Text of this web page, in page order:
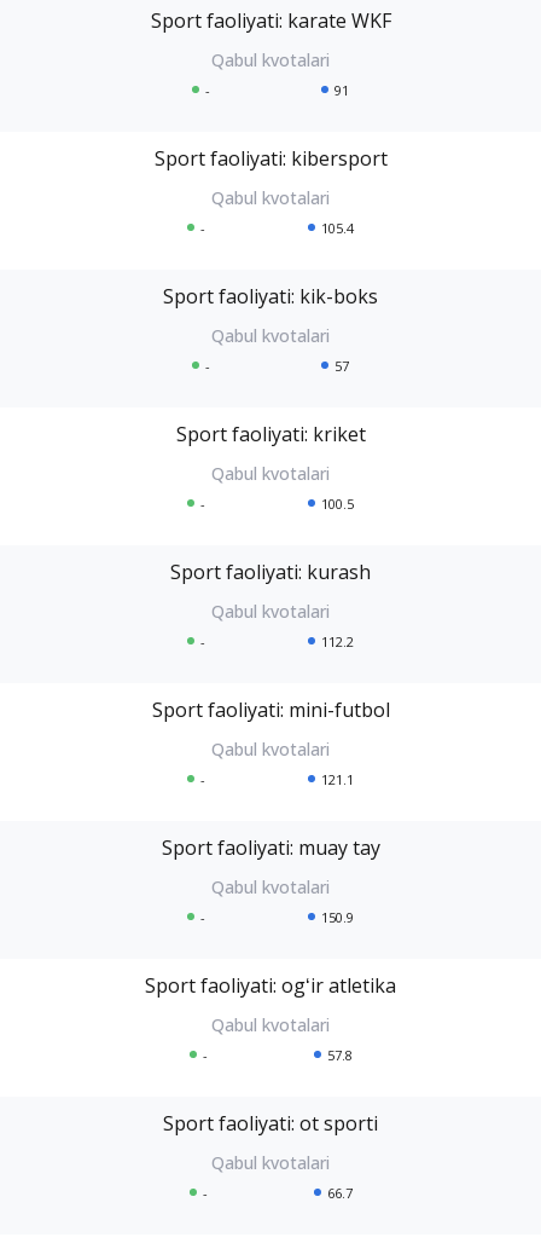
Sport faoliyati: karate WKF
- 91
Sport faoliyati: kibersport
- 105.4
Sport faoliyati: kik-boks
- 57
Sport faoliyati: kriket
- 100.5
Sport faoliyati: kurash
- 112.2
Sport faoliyati: mini-futbol
- 121.1
Sport faoliyati: muay tay
- 150.9
Sport faoliyati: ogʻir atletika
- 57.8
Sport faoliyati: ot sporti
- 66.7